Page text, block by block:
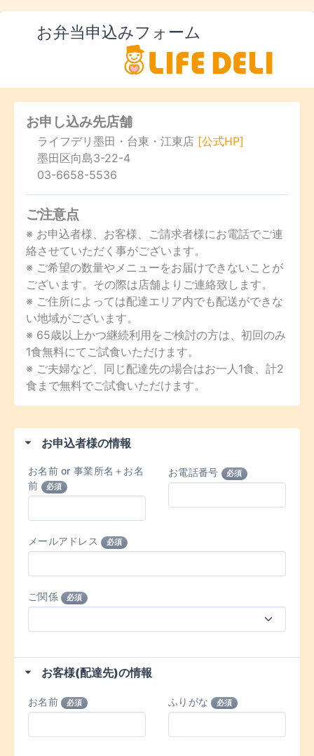
お弁当申込みフォーム
お申し込み先店舗
ライフデリ墨田・台東・江東店 [公式HP]
墨田区向島3-22-4
03-6658-5536
ご注意点
※ お申込者様、お客様、ご請求者様にお電話でご連
絡させていただく事がございます。
※ ご希望の数量やメニューをお届けできないことが
ございます。その際は店舗よりご連絡致します。
※ ご住所によっては配達エリア内でも配送ができな
い地域がございます。
※ 65歳以上かつ継続利用をご検討の方は、初回のみ
1食無料にてご試食いただけます。
※ ご夫婦など、同じ配達先の場合はお一人1食、計2
食まで無料でご試食いただけます。
お申込者様の情報
お名前 or 事業所名＋お名
前
必須
お電話番号 必須
メールアドレス 必須
ご関係 必須
お客様(配達先)の情報
お名前 必須 ふりがな 必須